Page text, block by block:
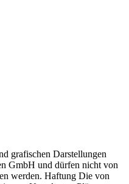
grafischen Darstellungen
GmbH und dürfen nicht von
werden. Haftung Die von